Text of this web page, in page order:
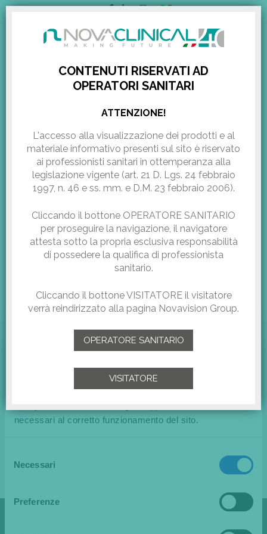
Utilizziamo i cookie per migliorare la sua esperienza di
navigazione e per le finalità descritte nella nostra Cookie
necessari al corretto funzionamento del sito.
delNecessari
Preferenze
CONTENUTI RISERVATI AD
OPERATORI SANITARI
ATTENZIONE!
L'accesso alla visualizzazione dei prodotti e al
materiale informativo presenti sul sito è riservato
ai professionisti sanitari in ottemperanza alla
legislazione vigente (art. 21 D. Lgs. 24 febbraio
1997, n. 46 e ss. mm. e D.M. 23 febbraio 2006).
Cliccando il bottone OPERATORE SANITARIO
per proseguire la navigazione, il navigatore
attesta sotto la propria esclusiva responsabilità
di possedere la qualifica di professionista
sanitario.
Cliccando il bottone VISITATORE il visitatore
verrà reindirizzato alla pagina Novavision Group.
OPERATORE SANITARIO
VISITATORE
AREA RISERVATA ITALIANO
EVA™, LA SOLUZIONE INDOLORE PER...
EVA™, LA SOLUZIONE
INDOLORE PER CURARE I
DISAGI INTIMI FEMMINILI
www.pegasonews.info Pubblicazione:Giugno 22, 2017
Scarica il file PDF
RITAGLIO DI STAMPA AD USO ESCLUSIVO NOVAVISION GROUP SPA, NON